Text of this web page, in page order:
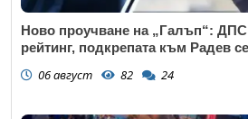
Ново проучване на „Галъп“: ДПС
рейтинг, подкрепата към Радев
06 август 82 24